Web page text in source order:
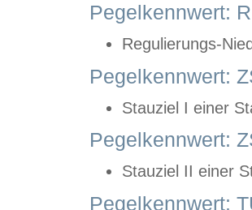
Pegelkennwert:
Regulierungs-
Pegelkennwert:
Stauziel I einer
Pegelkennwert:
Stauziel II einer
Pegelkennwert: